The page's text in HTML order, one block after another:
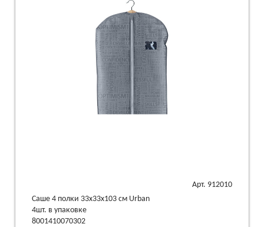
Арт. 912010
Саше 4 полки 33х33х103 см Urban
4шт. в упаковке
8001410070302